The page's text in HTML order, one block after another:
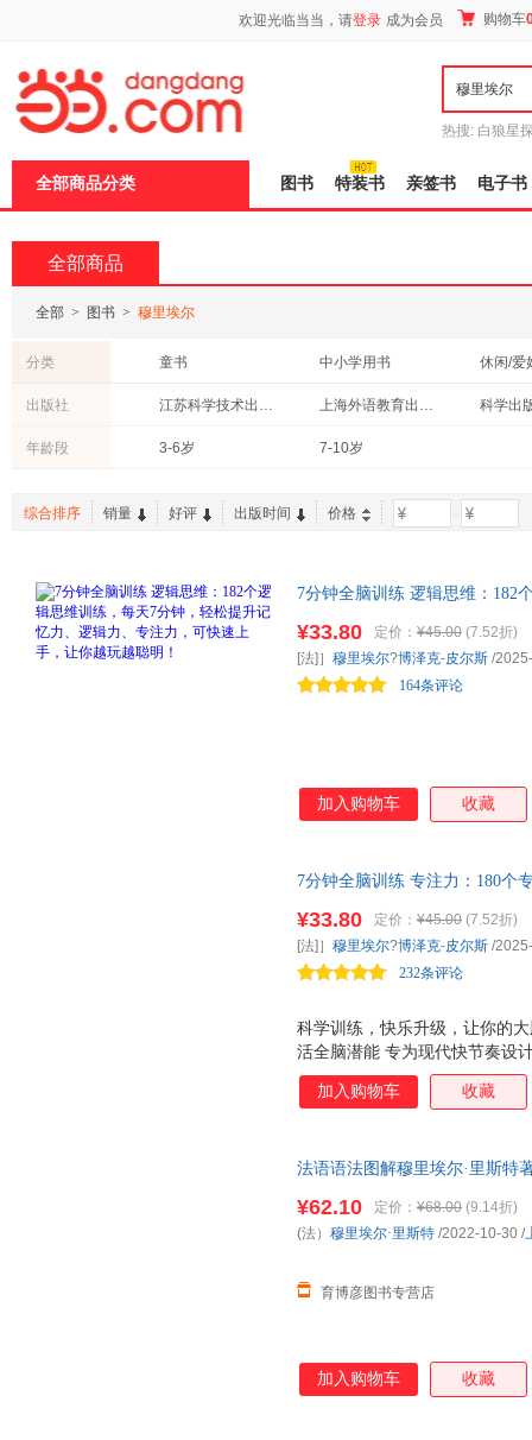
欢迎光临当当，请登录 成为会员 购物车
热搜: 白狼星
全部商品分类 图书 特装书 亲签书 电子书
全部商品
全部 > 图书 > 穆里埃尔
分类 童书 中小学用书
休闲/爱
文学
社会科学
考试
出版社 江苏科学技术出版社 上海外语教育出版社
科学出
明天出版社
年龄段 3-6岁 7-10岁
综合排序 销量 好评 出版时间 价格 -
7分钟全脑训练 逻辑思维：182
碑之作
¥33.80 定价： ¥45.00 (7.52折)
164条评论
[法]］ 穆里埃尔?博泽克-皮尔斯 /
加入购物车 收藏
7分钟全脑训练 专注力：180个
作，职场人、学生、银发族皆
科学训练，快乐升级，让你的
活全脑潜能 专为现代快节奏设
逻辑力、专注力，职场人、学
力时间 ！ 2、法国脑科学作者
系，效果看得见 题目难度循序
¥33.80 定价： ¥45.00 (7.52折)
232条评论
[法]］ 穆里埃尔?博泽克-皮尔斯 /
加入购物车 收藏
法语语法图解穆里埃尔·里斯特
¥62.10 定价： ¥68.00 (9.14折)
育博彦图书专营店
(法） 穆里埃尔·里斯特 /2022-10-30 /
加入购物车 收藏
页
加